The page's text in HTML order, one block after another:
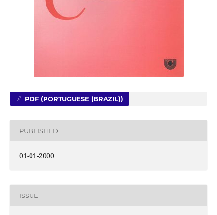
PDF (PORTUGUESE (BRAZIL))
PUBLISHED
01-01-2000
ISSUE